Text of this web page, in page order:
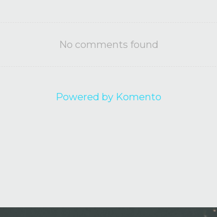
No comments found
Powered by Komento